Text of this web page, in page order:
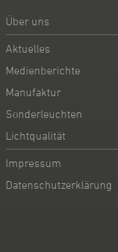
Über uns
Aktuelles
Medienberichte
Manufaktur
Sonderleuchten
Lichtqualität
Impressum
Datenschutzerklärung